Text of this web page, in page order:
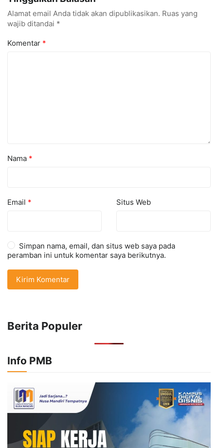
Alamat email Anda tidak akan dipublikasikan. Ruas yang
wajib ditandai *
Komentar *
Nama *
Email * Situs Web
Simpan nama, email, dan situs web saya pada
peramban ini untuk komentar saya berikutnya.
Berita Populer
Info PMB